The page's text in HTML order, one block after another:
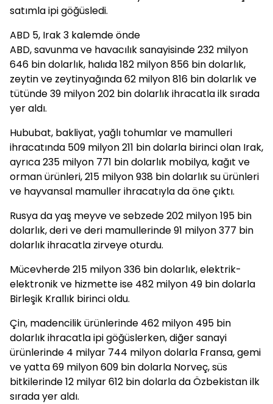
satımla ipi göğüsledi.
ABD 5, Irak 3 kalemde önde
ABD, savunma ve havacılık sanayisinde 232 milyon
646 bin dolarlık, halıda 182 milyon 856 bin dolarlık,
zeytin ve zeytinyağında 62 milyon 816 bin dolarlık ve
tütünde 39 milyon 202 bin dolarlık ihracatla ilk sırada
yer aldı.
Hububat, bakliyat, yağlı tohumlar ve mamulleri
ihracatında 509 milyon 211 bin dolarla birinci olan Irak,
ayrıca 235 milyon 771 bin dolarlık mobilya, kağıt ve
orman ürünleri, 215 milyon 938 bin dolarlık su ürünleri
ve hayvansal mamuller ihracatıyla da öne çıktı.
Rusya da yaş meyve ve sebzede 202 milyon 195 bin
dolarlık, deri ve deri mamullerinde 91 milyon 377 bin
dolarlık ihracatla zirveye oturdu.
Mücevherde 215 milyon 336 bin dolarlık, elektrik-
elektronik ve hizmette ise 482 milyon 49 bin dolarla
Birleşik Krallık birinci oldu.
Çin, madencilik ürünlerinde 462 milyon 495 bin
dolarlık ihracatla ipi göğüslerken, diğer sanayi
ürünlerinde 4 milyar 744 milyon dolarla Fransa, gemi
ve yatta 69 milyon 609 bin dolarla Norveç, süs
bitkilerinde 12 milyar 612 bin dolarla da Özbekistan ilk
sırada yer aldı.